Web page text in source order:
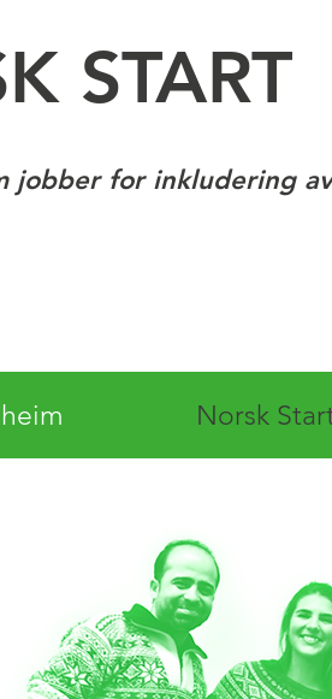
START
jobber for inkludering
Norsk